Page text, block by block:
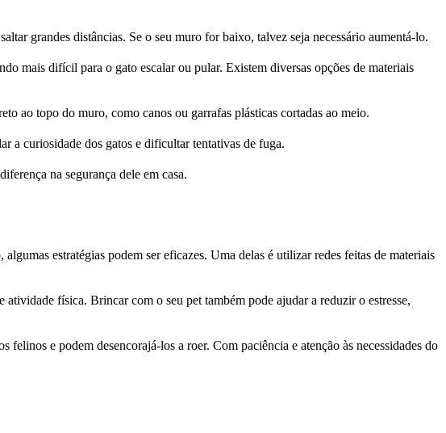
grandes distâncias. Se o seu muro for baixo, talvez seja necessário aumentá-lo.
mais difícil para o gato escalar ou pular. Existem diversas opções de materiais
ao topo do muro, como canos ou garrafas plásticas cortadas ao meio.
a curiosidade dos gatos e dificultar tentativas de fuga.
na segurança dele em casa.
estratégias podem ser eficazes. Uma delas é utilizar redes feitas de materiais
física. Brincar com o seu pet também pode ajudar a reduzir o estresse,
e podem desencorajá-los a roer. Com paciência e atenção às necessidades do